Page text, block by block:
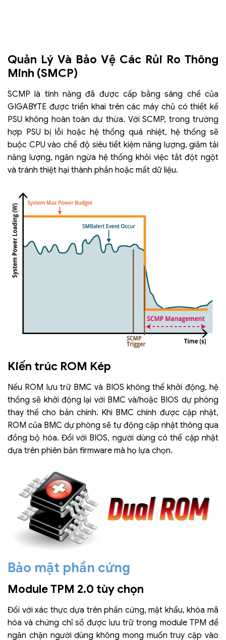
Quản Lý Và Bảo Vệ Các Rủi Ro Thông
Minh (SMCP)
SCMP là tính năng đã được cấp bằng sáng chế của
GIGABYTE được triển khai trên các máy chủ có thiết kế
PSU không hoàn toàn dư thừa. Với SCMP, trong trường
hợp PSU bị lỗi hoặc hệ thống quá nhiệt, hệ thống sẽ
buộc CPU vào chế độ siêu tiết kiệm năng lượng, giảm tải
năng lượng, ngăn ngừa hệ thống khỏi việc tắt đột ngột
và tránh thiệt hại thành phần hoặc mất dữ liệu.
Kiến trúc ROM Kép
Nếu ROM lưu trữ BMC và BIOS không thể khởi động, hệ
thống sẽ khởi động lại với BMC và/hoặc BIOS dự phòng
thay thế cho bản chính. Khi BMC chính được cập nhật,
ROM của BMC dự phòng sẽ tự động cập nhật thông qua
đồng bộ hóa. Đối với BIOS, người dùng có thể cập nhật
dựa trên phiên bản firmware mà họ lựa chọn.
Bảo mật phần cứng
Module TPM 2.0 tùy chọn
Đối với xác thực dựa trên phần cứng, mật khẩu, khóa mã
hóa và chứng chỉ số được lưu trữ trong module TPM để
ngăn chặn người dùng không mong muốn truy cập vào